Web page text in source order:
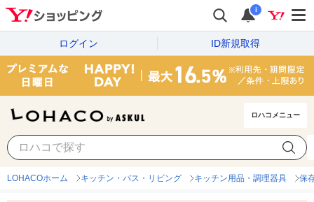
i
ログイン ID新規取得
ロハコメニュー
LOHACOホーム キッチン・バス・リビング キッチン用品・調理器具 保